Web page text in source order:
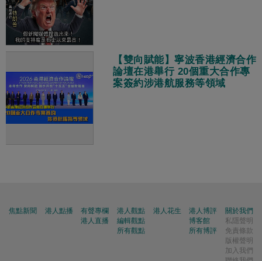
【雙向賦能】寧波香港經濟合作
論壇在港舉行 20個重大合作專
案簽約涉港航服務等領域
焦點新聞 港人點播
有聲專欄
港人直播
港人觀點
編輯觀點
所有觀點
港人花生
港人博評
博客館
所有博評
關於我們
私隱聲明
免責條款
版權聲明
加入我們